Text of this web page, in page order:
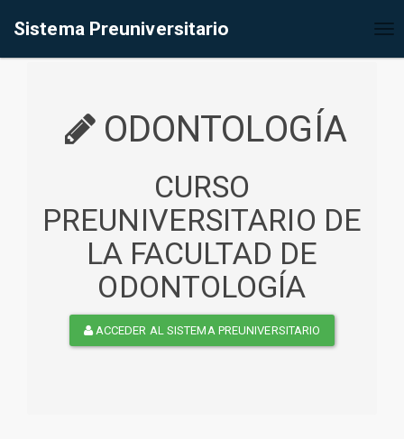
Sistema Preuniversitario
ODONTOLOGÍA
CURSO
PREUNIVERSITARIO DE
LA FACULTAD DE
ODONTOLOGÍA
ACCEDER AL SISTEMA PREUNIVERSITARIO